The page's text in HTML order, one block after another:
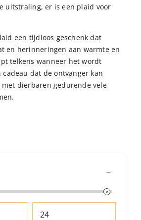
uitstraling, er is een plaid voor
een tijdloos geschenk dat
en herinneringen aan warmte en
telkens wanneer het wordt
dat de ontvanger kan
dierbaren gedurende vele